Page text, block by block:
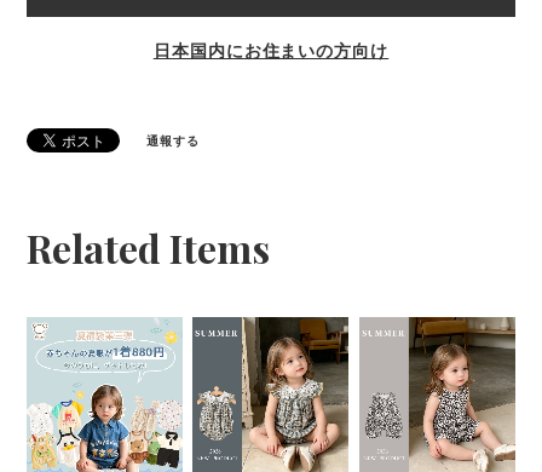
日本国内にお住まいの方向け
通報する
Related Items